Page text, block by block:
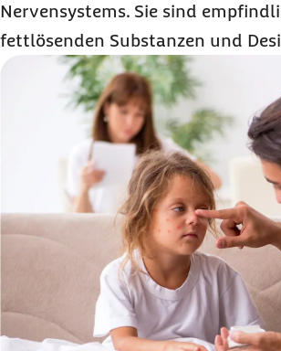
Nervensystems. Sie sind
fettlösenden Substanzen und